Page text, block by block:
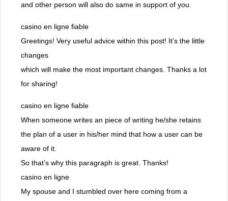
and other person will also do same in support of you.
casino en ligne fiable
Greetings! Very useful advice within this post! It’s the little
changes
which will make the most important changes. Thanks a lot
for sharing!
casino en ligne fiable
When someone writes an piece of writing he/she retains
the plan of a user in his/her mind that how a user can be
aware of it.
So that’s why this paragraph is great. Thanks!
casino en ligne
My spouse and I stumbled over here coming from a